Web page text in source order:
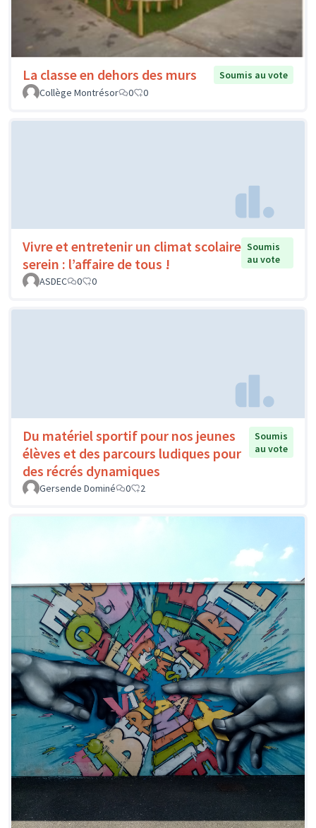
La classe en dehors des murs
Soumis au vote
Collège Montrésor
0 0
Vivre et entretenir un climat scolaire
serein : l’affaire de tous !
Soumis
au vote
ASDEC
0 0
Du matériel sportif pour nos jeunes
élèves et des parcours ludiques pour
des récrés dynamiques
Soumis
au vote
Gersende Dominé 0 2